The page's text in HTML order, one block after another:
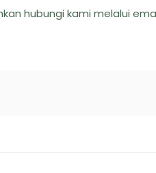
hubungi kami melalui